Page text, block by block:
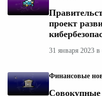
проект
31 января 2023 в
Финансовые
Совокупные